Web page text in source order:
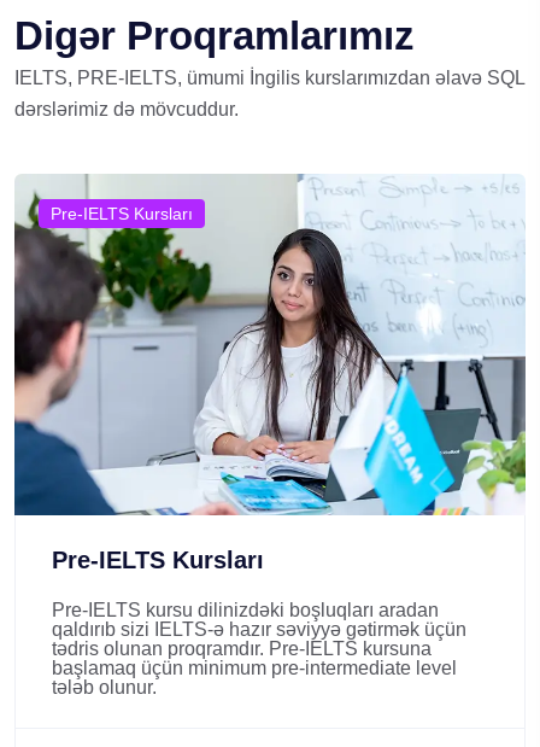
Digər Proqramlarımız
IELTS, PRE-IELTS, ümumi İngilis kurslarımızdan əlavə SQL
dərslərimiz də mövcuddur.
Pre-IELTS Kursları
Pre-IELTS Kursları
Pre-IELTS kursu dilinizdəki boşluqları aradan
qaldırıb sizi IELTS-ə hazır səviyyə gətirmək üçün
tədris olunan proqramdır. Pre-IELTS kursuna
başlamaq üçün minimum pre-intermediate level
tələb olunur.